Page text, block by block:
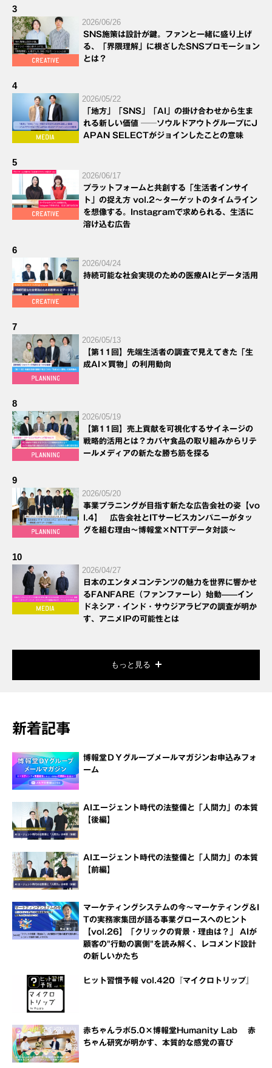
3
2026/06/26
SNS施策は設計が鍵。ファンと一緒に盛り上げ
る、「界隈理解」に根ざしたSNSプロモーション
とは？
4
2026/05/22
「地方」「SNS」「AI」の掛け合わせから生ま
れる新しい価値 ──ソウルドアウトグループにJ
APAN SELECTがジョインしたことの意味
5
2026/06/17
プラットフォームと共創する「生活者インサイ
ト」の捉え方 vol.2～ターゲットのタイムライン
を想像する。Instagramで求められる、生活に
溶け込む広告
6
2026/04/24
持続可能な社会実現のための医療AIとデータ活用
7
2026/05/13
【第11回】先端生活者の調査で見えてきた「生
成AI×買物」の利用動向
8
2026/05/19
【第11回】売上貢献を可視化するサイネージの
戦略的活用とは？カバヤ食品の取り組みからリテ
ールメディアの新たな勝ち筋を探る
9
2026/05/20
事業プラニングが目指す新たな広告会社の姿【vo
l.4】 広告会社とITサービスカンパニーがタッ
グを組む理由～博報堂×NTTデータ対談～
10
2026/04/27
日本のエンタメコンテンツの魅力を世界に響かせ
るFANFARE（ファンファーレ）始動——イン
ドネシア・インド・サウジアラビアの調査が明か
す、アニメIPの可能性とは
もっと見る
新着記事
博報堂ＤＹグループメールマガジンお申込みフォ
ーム
AIエージェント時代の法整備と「人間力」の本質
【後編】
AIエージェント時代の法整備と「人間力」の本質
【前編】
マーケティングシステムの今～マーケティング＆I
Tの実務家集団が語る事業グロースへのヒント
【vol.26】「クリックの背景・理由は？」 AIが
顧客の"行動の裏側"を読み解く、レコメンド設計
の新しいかたち
ヒット習慣予報 vol.420『マイクロトリップ』
赤ちゃんラボ5.0×博報堂Humanity Lab 赤
ちゃん研究が明かす、本質的な感覚の喜び